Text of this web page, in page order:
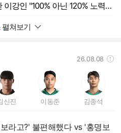
AT 이적 후 첫 기자회견 참석한 이강인 "100% 아닌 120% 노력할 것..등번호 7번 중요치 않아"
펼쳐보기
26.08.08
신진 이동준 김종석
라고?' 불편해했다 vs '홍명보